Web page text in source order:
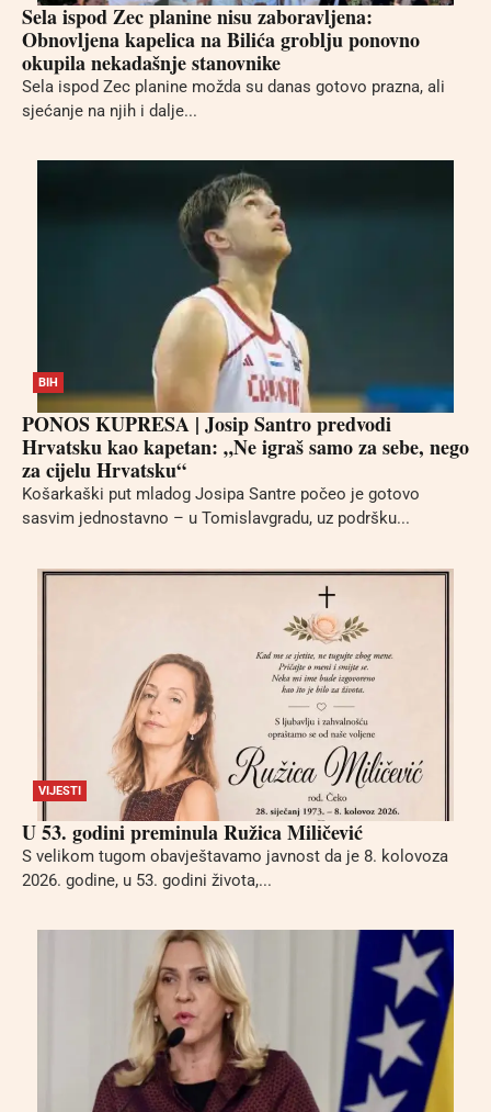
Sela ispod Zec planine nisu zaboravljena:
Obnovljena kapelica na Bilića groblju ponovno
okupila nekadašnje stanovnike
Sela ispod Zec planine možda su danas gotovo prazna, ali
sjećanje na njih i dalje...
BIH
PONOS KUPRESA | Josip Santro predvodi
Hrvatsku kao kapetan: „Ne igraš samo za sebe, nego
za cijelu Hrvatsku“
Košarkaški put mladog Josipa Santre počeo je gotovo
sasvim jednostavno – u Tomislavgradu, uz podršku...
VIJESTI
U 53. godini preminula Ružica Miličević
S velikom tugom obavještavamo javnost da je 8. kolovoza
2026. godine, u 53. godini života,...